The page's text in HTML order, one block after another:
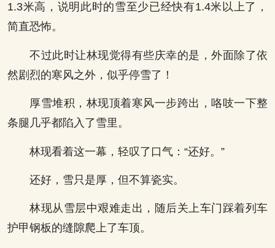
1.3米高，说明此时的雪至少已经快有1.4米以上了，
简直恐怖。
不过此时让林现觉得有些庆幸的是，外面除了依
然剧烈的寒风之外，似乎停雪了！
厚雪堆积，林现顶着寒风一步跨出，咯吱一下整
条腿几乎都陷入了雪里。
林现看着这一幕，轻叹了口气：“还好。”
还好，雪只是厚，但不算瓷实。
林现从雪层中艰难走出，随后关上车门踩着列车
护甲钢板的缝隙爬上了车顶。